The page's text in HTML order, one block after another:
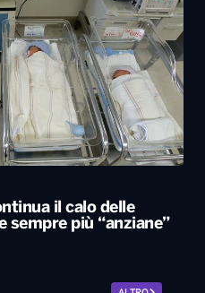
il calo delle
sempre più “anziane”